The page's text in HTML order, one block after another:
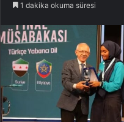
1 dakika okuma süresi